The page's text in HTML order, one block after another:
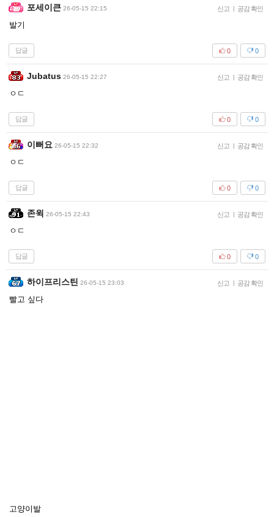
포세이큰 26-05-15 22:15 신고 | 공감 확인
발기
답글 0
0
Jubatus 26-05-15 22:27 신고 | 공감 확인
ㅇㄷ
답글 0
0
이뻐요 26-05-15 22:32 신고 | 공감 확인
ㅇㄷ
답글 0
0
존윅 26-05-15 22:43 신고 | 공감 확인
ㅇㄷ
답글 0
0
하이프리스틴 26-05-15 23:03 신고 | 공감 확인
빨고 싶다
고양이발